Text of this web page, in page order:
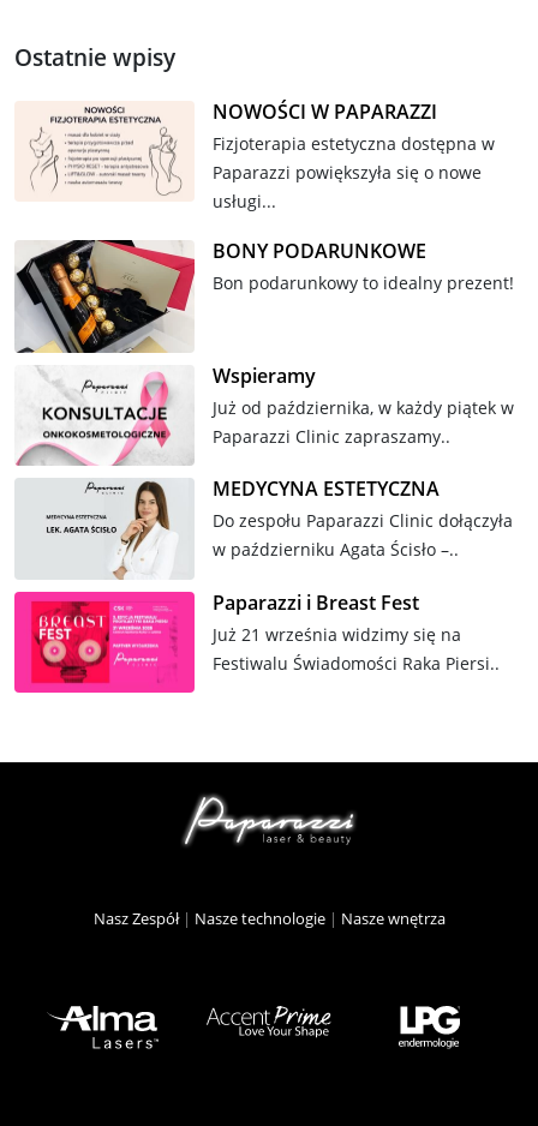
Ostatnie wpisy
NOWOŚCI W PAPARAZZI
Fizjoterapia estetyczna dostępna w
Paparazzi powiększyła się o nowe
usługi...
BONY PODARUNKOWE
Bon podarunkowy to idealny prezent!
Wspieramy
Już od października, w każdy piątek w
Paparazzi Clinic zapraszamy..
MEDYCYNA ESTETYCZNA
Do zespołu Paparazzi Clinic dołączyła
w październiku Agata Ścisło –..
Paparazzi i Breast Fest
Już 21 września widzimy się na
Festiwalu Świadomości Raka Piersi..
Nasz Zespół| Nasze technologie| Nasze wnętrza